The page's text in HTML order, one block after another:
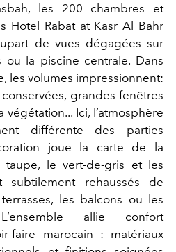
les 200 chambres et
Hotel Rabat at Kasr Al Bahr
de vues dégagées sur
ou la piscine centrale. Dans
les volumes impressionnent:
grandes fenêtres
Ici, l’atmosphère
différente des parties
joue la carte de la
taupe, le vert-de-gris et les
subtilement rehaussés de
les balcons ou les
allie confort
faire marocain : matériaux